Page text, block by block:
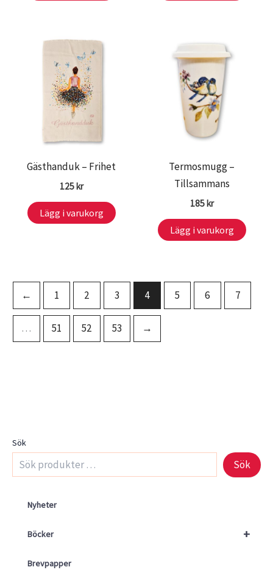
Sök
Sök
Nyheter
+
Böcker
Brevpapper
Gästhanduk – Frihet
125kr
Lägg i varukorg
Termosmugg –
Tillsammans
185kr
Lägg i varukorg
← 1 2 3 4 5 6 7
… 51 52 53 →